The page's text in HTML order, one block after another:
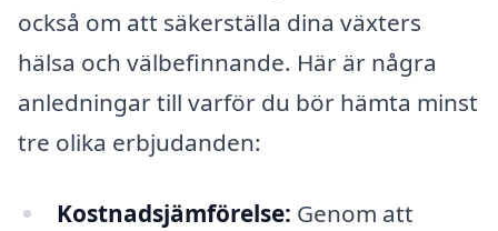
också om att säkerställa dina växters
hälsa och välbefinnande. Här är några
anledningar till varför du bör hämta minst
tre olika erbjudanden:
Kostnadsjämförelse: Genom att